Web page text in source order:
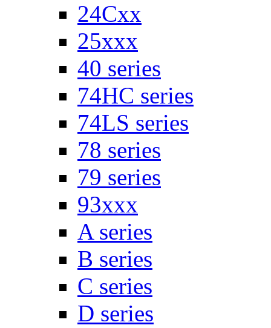
24Cxx
25xxx
40 series
74HC series
74LS series
78 series
79 series
93xxx
A series
B series
C series
D series